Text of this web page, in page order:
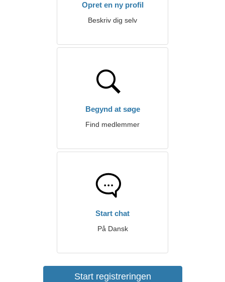
Opret en ny profil
Beskriv dig selv
Begynd at søge
Find medlemmer
Start chat
På Dansk
Start registreringen